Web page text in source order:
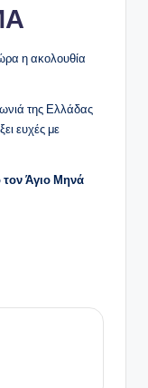
η ακολουθία
της Ελλάδας
ευχές με
Άγιο Μηνά